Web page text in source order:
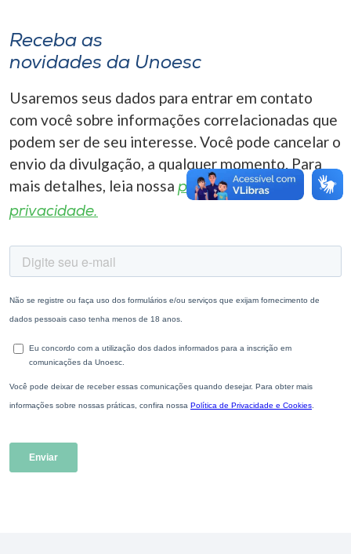
A+
A-
Receba as
novidades da Unoesc
Usaremos seus dados para entrar em contato
com você sobre informações correlacionadas que
podem ser de seu interesse. Você pode cancelar o
envio da divulgação, a qualquer momento. Para
mais detalhes, leia nossa política de
privacidade.